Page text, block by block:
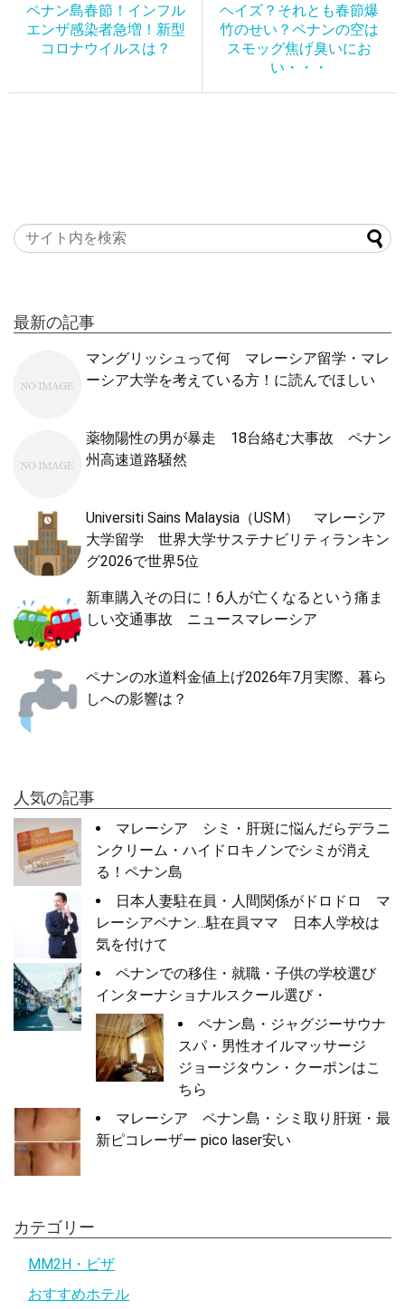
ペナン島春節！インフル
エンザ感染者急増！新型
コロナウイルスは？
ヘイズ？それとも春節爆
竹のせい？ペナンの空は
スモッグ焦げ臭いにお
い・・・
最新の記事
マングリッシュって何 マレーシア留学・マレ
ーシア大学を考えている方！に読んでほしい
薬物陽性の男が暴走 18台絡む大事故 ペナン
州高速道路騒然
Universiti Sains Malaysia（USM） マレーシア
大学留学 世界大学サステナビリティランキン
グ2026で世界5位
新車購入その日に！6人が亡くなるという痛ま
しい交通事故 ニュースマレーシア
ペナンの水道料金値上げ2026年7月実際、暮ら
しへの影響は？
人気の記事
マレーシア シミ・肝斑に悩んだらデラニ
ンクリーム・ハイドロキノンでシミが消え
る！ペナン島
日本人妻駐在員・人間関係がドロドロ マ
レーシアペナン…駐在員ママ 日本人学校は
気を付けて
ペナンでの移住・就職・子供の学校選び
インターナショナルスクール選び・
ペナン島・ジャグジーサウナ
スパ・男性オイルマッサージ
ジョージタウン・クーポンはこ
ちら
マレーシア ペナン島・シミ取り肝斑・最
新ピコレーザー pico laser安い
カテゴリー
MM2H・ビザ
おすすめホテル